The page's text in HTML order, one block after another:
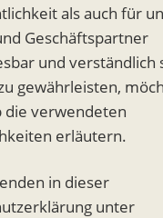
als auch für
Geschäftspartner
und verständlich
gewährleisten,
die verwendeten
erläutern.
in dieser
unter